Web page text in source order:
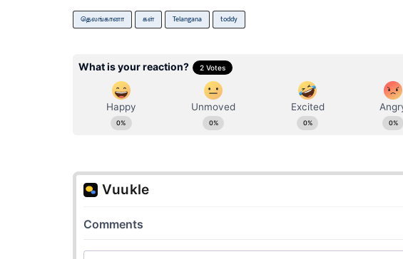
தெலங்கானா கள் Telangana toddy